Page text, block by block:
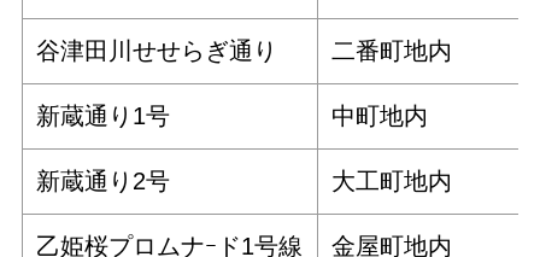
谷津田川せせらぎ通り 二番町地内
新蔵通り1号 中町地内
新蔵通り2号 大工町地内
乙姫桜プロムナｰド1号線 金屋町地内